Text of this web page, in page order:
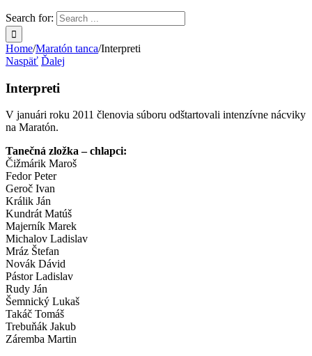
Search for:
Home/Maratón tanca/Interpreti
Naspäť Ďalej
Interpreti
V januári roku 2011 členovia súboru odštartovali intenzívne nácviky
na Maratón.
Tanečná zložka – chlapci:
Čižmárik Maroš
Fedor Peter
Geroč Ivan
Králik Ján
Kundrát Matúš
Majerník Marek
Michalov Ladislav
Mráz Štefan
Novák Dávid
Pástor Ladislav
Rudy Ján
Šemnický Lukaš
Takáč Tomáš
Trebuňák Jakub
Záremba Martin